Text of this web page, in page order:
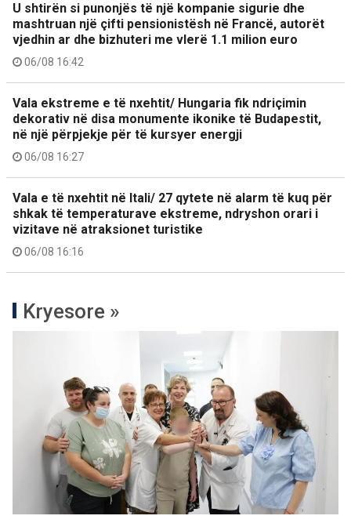
U shtirën si punonjës të një kompanie sigurie dhe
mashtruan një çifti pensionistësh në Francë, autorët
vjedhin ar dhe bizhuteri me vlerë 1.1 milion euro
06/08 16:42
Vala ekstreme e të nxehtit/ Hungaria fik ndriçimin
dekorativ në disa monumente ikonike të Budapestit,
në një përpjekje për të kursyer energji
06/08 16:27
Vala e të nxehtit në Itali/ 27 qytete në alarm të kuq për
shkak të temperaturave ekstreme, ndryshon orari i
vizitave në atraksionet turistike
06/08 16:16
Kryesore »